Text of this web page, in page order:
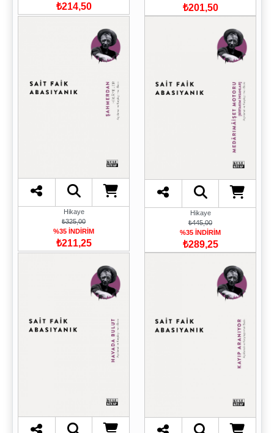
₺214,50 ₺201,50
Hikaye
₺325,00
%35 İNDİRİM
₺211,25
Hikaye
₺445,00
%35 İNDİRİM
₺289,25